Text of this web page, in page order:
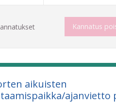
Kannatus
aikuisten
ajanvietto